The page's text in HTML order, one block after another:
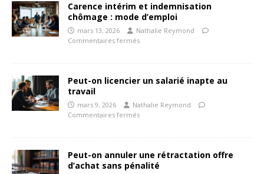
Carence intérim et indemnisation
chômage : mode d’emploi
mars 13, 2026
Nathalie Reymond
Commentaires fermés
Peut-on licencier un salarié inapte au
travail
mars 9, 2026
Nathalie Reymond
Commentaires fermés
Peut-on annuler une rétractation offre
d’achat sans pénalité